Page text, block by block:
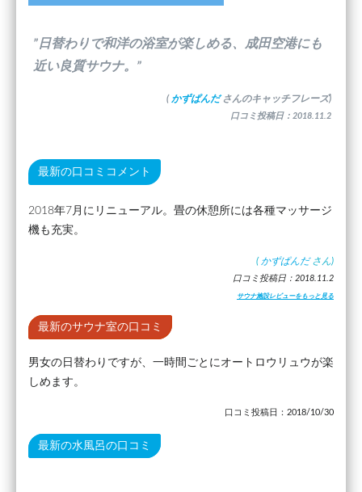
”日替わりで和洋の浴室が楽しめる、成田空港にも
近い良質サウナ。”
( かずぱんだ さんのキャッチフレーズ)
口コミ投稿日：2018.11.2
最新の口コミコメント
2018年7月にリニューアル。畳の休憩所には各種マッサージ
機も充実。
( かずぱんだ さん)
口コミ投稿日：2018.11.2
サウナ施設レビューをもっと見る
最新のサウナ室の口コミ
男女の日替わりですが、一時間ごとにオートロウリュウが楽
しめます。
口コミ投稿日：2018/10/30
最新の水風呂の口コミ